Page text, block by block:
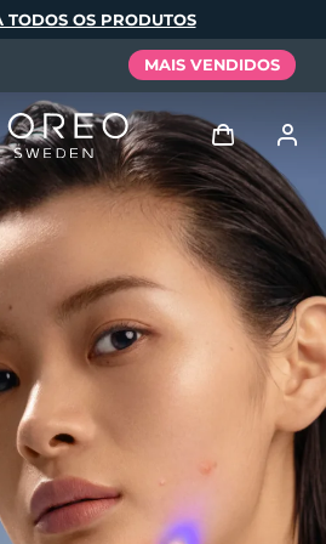
TODOS OS PRODUTOS
MAIS VENDIDOS
Entrar
Perfil de usuário
Meus aparelhos
Meus pedidos
Meus endereços
As minhas subscrições
Tech Elixir
Set
Español
中文 繁體中文